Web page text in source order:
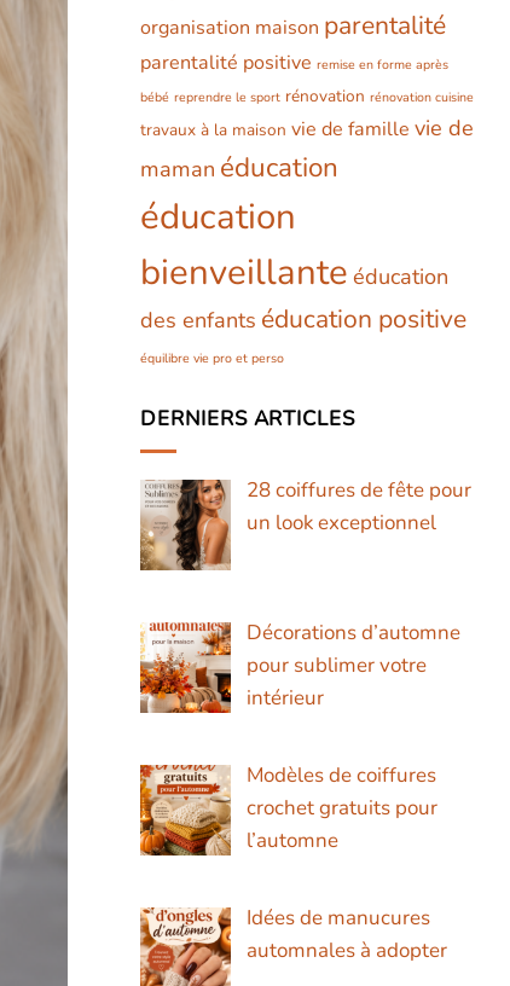
organisation maison parentalité
parentalité positive remise en forme après
bébé reprendre le sport rénovation rénovation cuisine
travaux à la maison vie de famille vie de
maman éducation
éducation
bienveillante éducation
des enfants éducation positive
équilibre vie pro et perso
DERNIERS ARTICLES
28 coiffures de fête pour
un look exceptionnel
Décorations d’automne
pour sublimer votre
intérieur
Modèles de coiffures
crochet gratuits pour
l’automne
Idées de manucures
automnales à adopter